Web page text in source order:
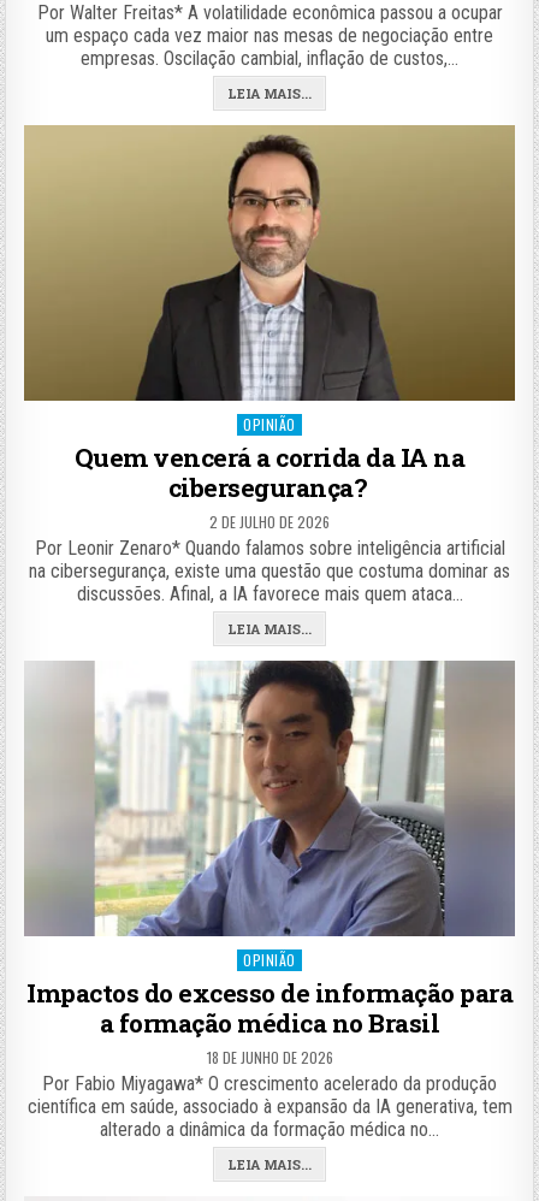
Por Walter Freitas* A volatilidade econômica passou a ocupar
um espaço cada vez maior nas mesas de negociação entre
empresas. Oscilação cambial, inflação de custos,…
LEIA MAIS...
Posted
in
OPINIÃO
Quem vencerá a corrida da IA na
cibersegurança?
2 DE JULHO DE 2026
Por Leonir Zenaro* Quando falamos sobre inteligência artificial
na cibersegurança, existe uma questão que costuma dominar as
discussões. Afinal, a IA favorece mais quem ataca…
LEIA MAIS...
Posted
OPINIÃO
Impactos do excesso de informação para
a formação médica no Brasil
18 DE JUNHO DE 2026
Por Fabio Miyagawa* O crescimento acelerado da produção
científica em saúde, associado à expansão da IA generativa, tem
alterado a dinâmica da formação médica no…
LEIA MAIS...